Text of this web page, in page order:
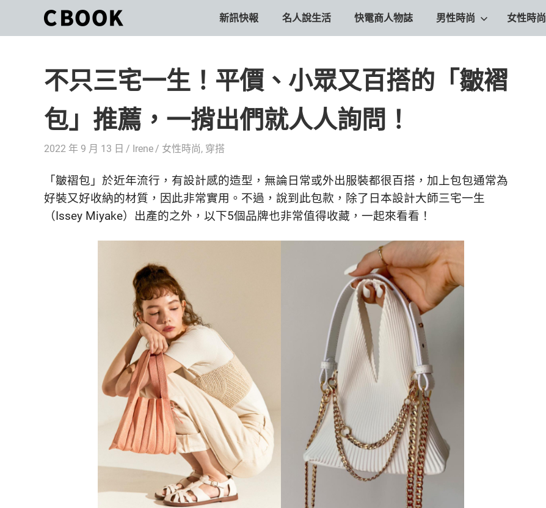
content
你
一
起
活
出
自
己
的
生
活
態
度
World.」
CBOOK
一
本
貼
你/
妳
生
活
新訊快報 名人說生活 快電商人物誌 男性時尚 女性時尚
不只三宅一生！平價、小眾又百搭的「皺褶
包」推薦，一揹出們就人人詢問！
2022 年 9 月 13 日 Irene 女性時尚, 穿搭
「皺褶包」於近年流行，有設計感的造型，無論日常或外出服裝都很百搭，加上包包通常為
好裝又好收納的材質，因此非常實用。不過，說到此包款，除了日本設計大師三宅一生
（Issey Miyake）出產的之外，以下5個品牌也非常值得收藏，一起來看看！